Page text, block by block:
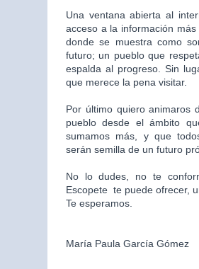
Una ventana abierta al
acceso a la información
donde se muestra como
futuro; un pueblo que
espalda al progreso. Sin
que merece la pena visitar.
Por último quiero animaros
pueblo desde el ámbito
sumamos más, y que
serán semilla de un futuro
No lo dudes, no te
Escopete te puede ofrecer,
Te esperamos.
María Paula García Gómez